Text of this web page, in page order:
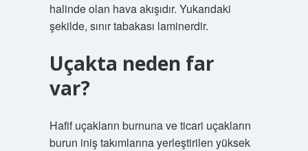
halinde olan hava akışıdır. Yukarıdaki
şekilde, sınır tabakası laminerdir.
Uçakta neden far
var?
Hafif uçakların burnuna ve ticari uçakların
burun iniş takımlarına yerleştirilen yüksek